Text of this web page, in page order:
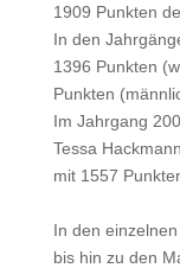
1909 Punkten
In den
1396 Punkten
Punkten
Im Jahrgang
Tessa
mit 1557
In den
bis hin zu den